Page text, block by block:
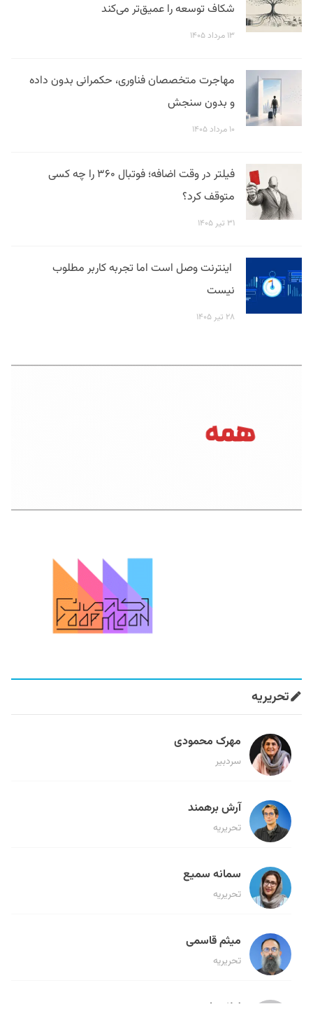
شکاف توسعه را عمیق‌تر می‌کند
۱۳ مرداد ۱۴۰۵
مهاجرت متخصصان فناوری، حکمرانی بدون داده
و بدون سنجش
۱۰ مرداد ۱۴۰۵
فیلتر در وقت اضافه؛ فوتبال ۳۶۰ را چه کسی
متوقف کرد؟
۳۱ تیر ۱۴۰۵
اینترنت وصل است اما تجربه کاربر مطلوب
نیست
۲۸ تیر ۱۴۰۵
تحریریه
مهرک محمودی
سردبیر
آرش برهمند
تحریریه
سمانه سمیع
تحریریه
میثم قاسمی
تحریریه
لیلا حنارود